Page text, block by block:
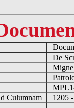
De
Culumnam
1205